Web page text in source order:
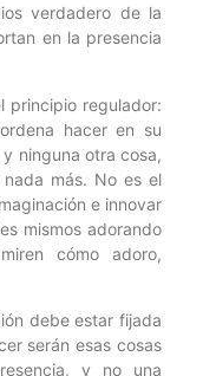
verdadero de la
en la presencia
principio regulador:
hacer en su
ninguna otra cosa,
más. No es el
e innovar
mismos adorando
cómo adoro,
debe estar fijada
serán esas cosas
y no una